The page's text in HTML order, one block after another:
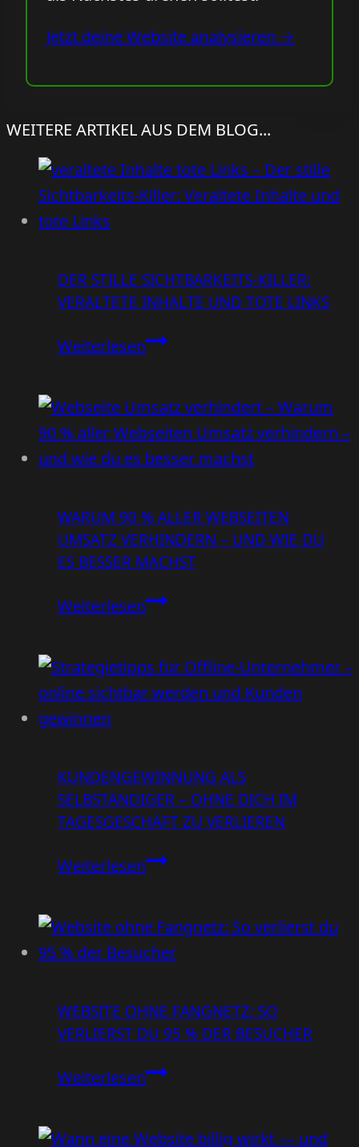
Jetzt deine Website analysieren →
WEITERE ARTIKEL AUS DEM BLOG...
DER STILLE SICHTBARKEITS-KILLER:
VERALTETE INHALTE UND TOTE LINKS
WeiterlesenDer
Killer:
Veraltete
Inhalte
tote
Links
WARUM 90 % ALLER WEBSEITEN
UMSATZ VERHINDERN – UND WIE DU
ES BESSER MACHST
WeiterlesenWarum
aller
Webseiten
–
und
wie
du
machst
KUNDENGEWINNUNG ALS
SELBSTÄNDIGER – OHNE DICH IM
TAGESGESCHÄFT ZU VERLIEREN
WeiterlesenKundengewinnung
–
ohne
im
Tagesgeschäft
zu
verlieren
WEBSITE OHNE FANGNETZ: SO
VERLIERST DU 95 % DER BESUCHER
WeiterlesenWebsite